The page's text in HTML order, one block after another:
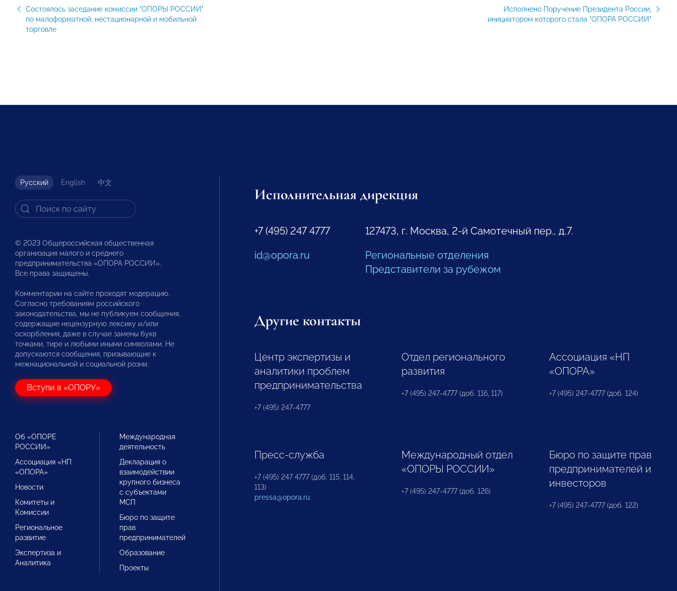
Состоялось заседание комиссии "ОПОРЫ РОССИИ"
по малоформатной, нестационарной и мобильной
торговле
Исполнено Поручение Президента России,
инициатором которого стала "ОПОРА РОССИИ"
Русский English 中文
© 2023 Общероссийская общественная
организация малого и среднего
предпринимательства «ОПОРА РОССИИ».
Все права защищены.
Комментарии на сайте проходят модерацию.
Согласно требованиям российского
законодательства, мы не публикуем сообщения,
содержащие нецензурную лексику и/или
оскорбления, даже в случае замены букв
точками, тире и любыми иными символами. Не
допускаются сообщения, призывающие к
межнациональной и социальной розни.
Вступи в «ОПОРУ»
Об «ОПОРЕ
РОССИИ»
Ассоциация «НП
«ОПОРА»
Новости
Комитеты и
Комиссии
Региональное
развитие
Экспертиза и
Аналитика
Международная
деятельность
Декларация о
взаимодействии
крупного бизнеса
с субъектами
МСП
Бюро по защите
прав
предпринимателей
Образование
Проекты
Исполнительная дирекция
+7 (495) 247 4777
id@opora.ru
127473, г. Москва, 2-й Самотечный пер., д.7.
Региональные отделения
Представители за рубежом
Другие контакты
Центр экспертизы и
аналитики проблем
предпринимательства
+7 (495) 247-4777
Отдел регионального
развития
+7 (495) 247-4777 (доб. 116, 117)
Ассоциация «НП
«ОПОРА»
+7 (495) 247-4777 (доб. 124)
Пресс-служба
+7 (495) 247 4777 (доб. 115, 114,
113)
pressa@opora.ru
Международный отдел
«ОПОРЫ РОССИИ»
+7 (495) 247-4777 (доб. 126)
Бюро по защите прав
предпринимателей и
инвесторов
+7 (495) 247-4777 (доб. 122)